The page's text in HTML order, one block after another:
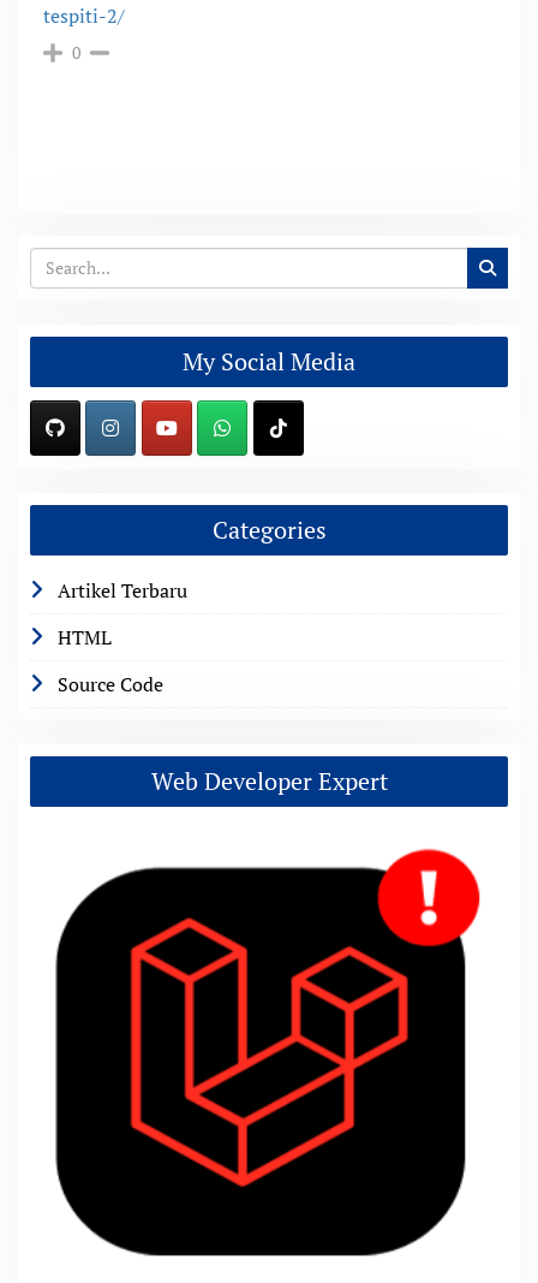
tespiti-2/
0
My Social Media
Categories
Artikel Terbaru
HTML
Source Code
Web Developer Expert